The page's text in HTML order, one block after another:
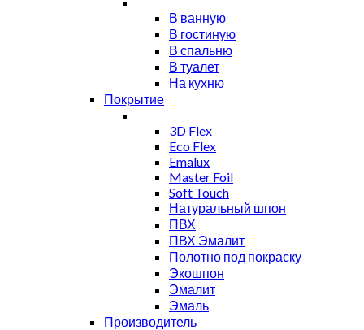
В ванную
В гостиную
В спальню
В туалет
На кухню
Покрытие
3D Flex
Eco Flex
Emalux
Master Foil
Soft Touch
Натуральный шпон
ПВХ
ПВХ Эмалит
Полотно под покраску
Экошпон
Эмалит
Эмаль
Производитель